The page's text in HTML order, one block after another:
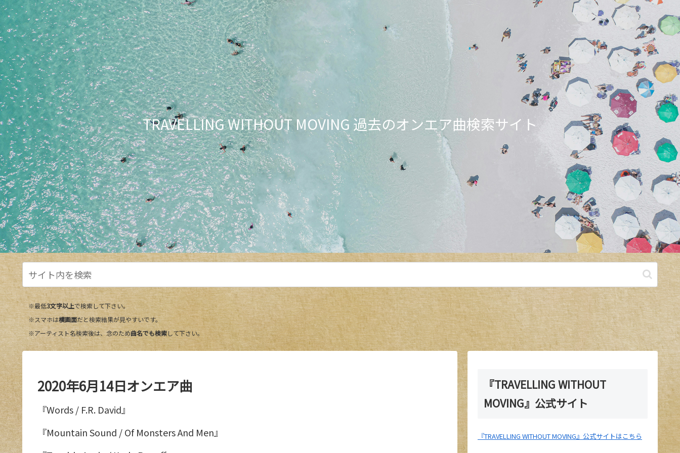
TRAVELLING WITHOUT MOVING 過去のオンエア曲検索サイト
※最低3文字以上で検索して下さい。
※スマホは横画面だと検索結果が見やすいです。
※アーティスト名検索後は、念のため曲名でも検索して下さい。
2020年6月14日オンエア曲
『Words / F.R. David』
『Mountain Sound / Of Monsters And Men』
『TRAVELLING WITHOUT
MOVING』公式サイト
『TRAVELLING WITHOUT MOVING』公式サイトはこちら